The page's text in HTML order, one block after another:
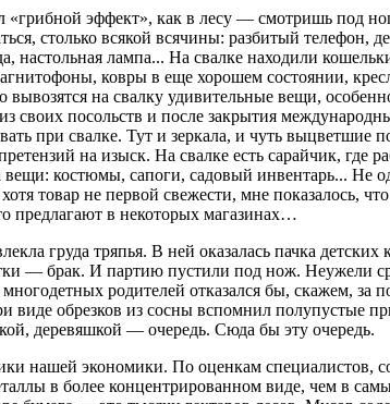
«грибной эффект», как в лесу — смотришь под
столько всякой всячины: разбитый телефон,
настольная лампа... На свалке находили
ковры в еще хорошем состоянии,
вывозятся на свалку удивительные вещи,
своих посольств и после закрытия
при свалке. Тут и зеркала, и чуть выцветшие
на изыск. На свалке есть сарайчик, где
вещи: костюмы, сапоги, садовый инвентарь... Не
товар не первой свежести, мне показалось,
предлагают в некоторых магазинах…
груда тряпья. В ней оказалась пачка детских
— брак. И партию пустили под нож. Неужели
многодетных родителей отказался бы, скажем, за
виде обрезков из сосны вспомнил полупустые
деревяшкой — очередь. Сюда бы эту очередь.
нашей экономики. По оценкам специалистов,
в более концентрированном виде, чем в